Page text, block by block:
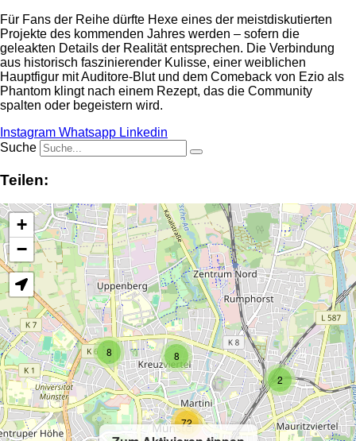
Für Fans der Reihe dürfte Hexe eines der meistdiskutierten
Projekte des kommenden Jahres werden – sofern die
geleakten Details der Realität entsprechen. Die Verbindung
aus historisch faszinierender Kulisse, einer weiblichen
Hauptfigur mit Auditore-Blut und dem Comeback von Ezio als
Phantom klingt nach einem Rezept, das die Community
spalten oder begeistern wird.
Instagram Whatsapp Linkedin
Suche
Teilen:
2
8 8
72
+
−